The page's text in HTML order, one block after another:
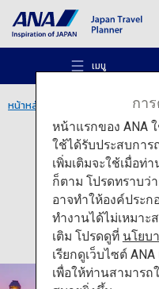
เมนู
สถานที่แนะนำ
ไอเดียท่องเที่ยว
หน้าหลัก คลอ
กิจกรรม
คล
กา
หน้าแรกของ ANA
ใช้ได้รับประสบกา
เพิ่มเติมจะใช้เมื่อท่
ก็ตาม โปรดทราบว่
อาจทำให้องค์ประ
ทำงานได้ไม่เหมาะ
เติม โปรดดูที่ นโยบ
เรียกดูเว็บไซต์
เพื่อให้ท่านสามารถ